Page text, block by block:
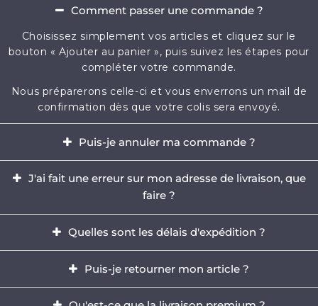
Comment passer une commande ?
Choisissez simplement vos articles et cliquez sur le
bouton « Ajouter au panier », puis suivez les étapes pour
compléter votre commande.
Nous préparerons celle-ci et vous enverrons un mail de
confirmation dès que votre colis sera envoyé.
Puis-je annuler ma commande ?
l'heure qui suit votre achat.
J'ai fait une erreur sur mon adresse de livraison, que
faire ?
heures qui suit votre achat. Si l'adresse indiquée pour la
livraison comporte une erreur, contactez-nous
rapidement par email àcontact@mikizi.com
précisant l'adresse correcte.
Quelles sont les délais d'expédition ?
72h (hors week-end et jours fériés) et les délais de
livraison sont de 5 à 12 jours ouvrés en France, et jusqu'à
Puis-je retourner mon article ?